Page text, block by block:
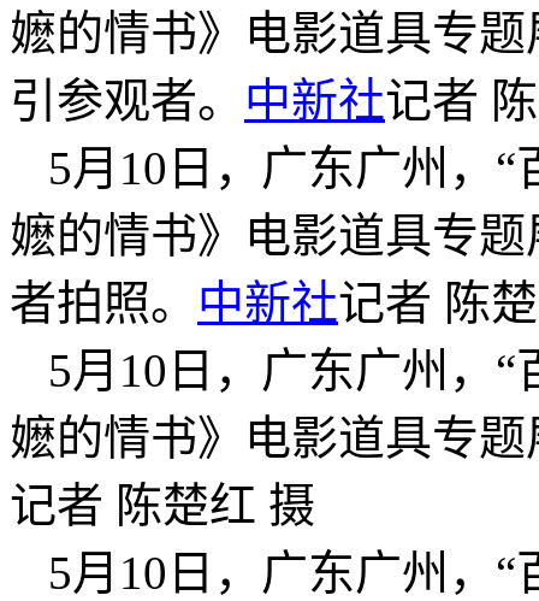
嬷的情书》电影道具专
引参观者。 中新社记者
5月10日，广东广州，
嬷的情书》电影道具专
者拍照。 中新社记者 陈
5月10日，广东广州，
嬷的情书》电影道具专
记者 陈楚红 摄
5月10日，广东广州，